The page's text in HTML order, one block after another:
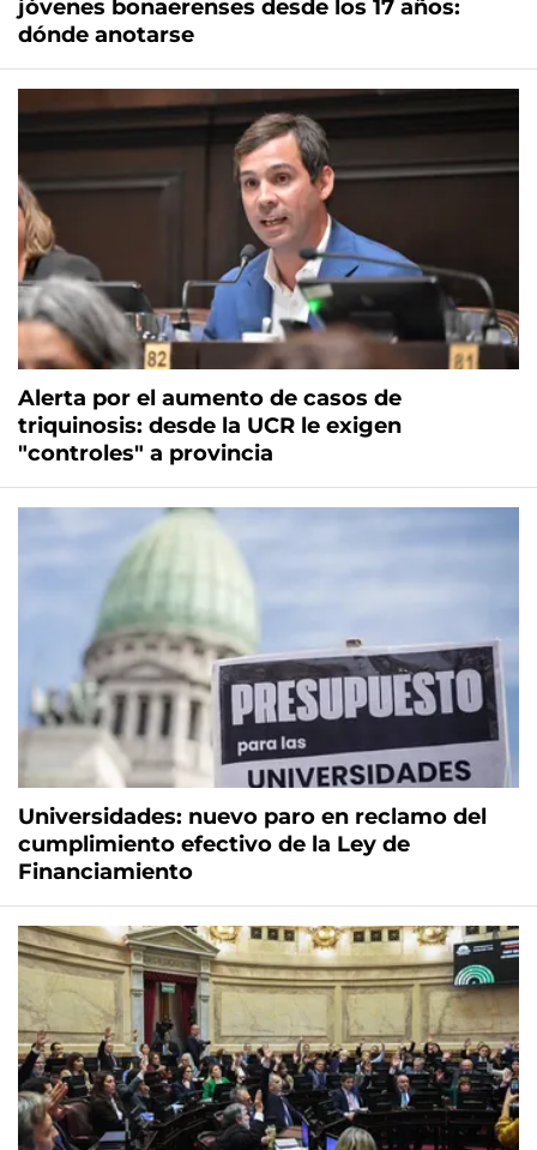
jóvenes bonaerenses desde los 17 años:
dónde anotarse
Alerta por el aumento de casos de
triquinosis: desde la UCR le exigen
"controles" a provincia
Universidades: nuevo paro en reclamo del
cumplimiento efectivo de la Ley de
Financiamiento